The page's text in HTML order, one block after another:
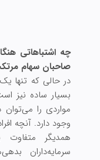
چه اشتباهاتی
صاحبان سهام
در حالی که تنها
بسیار ساده نیز
مواردی را می‌توان
وجود دارد. آنچه
همدیگر
سرمایه‌داران